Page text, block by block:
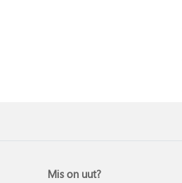
Mis on uut?